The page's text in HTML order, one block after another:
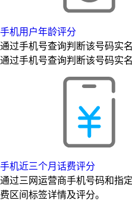
手机用户年龄评分
通过手机号查询判断该号码实
通过手机号查询判断该号码实
手机近三个月话费评分
通过三网运营商手机号码和指
费区间标签详情及评分。